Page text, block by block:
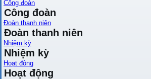
Công đoàn
Công đoàn
Đoàn thanh niên
Đoàn thanh niên
Nhiệm kỳ
Nhiệm kỳ
Hoạt động
Hoạt động